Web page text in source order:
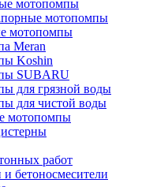
мотопомпы
мотопомпы
мотопомпы
Meran
Koshin
SUBARU
для грязной воды
для чистой воды
мотопомпы
работ
бетоносмесители